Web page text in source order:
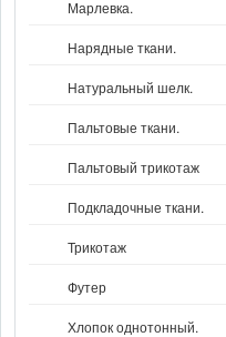
Марлевка.
Нарядные ткани.
Натуральный шелк.
Пальтовые ткани.
Пальтовый трикотаж
Подкладочные ткани.
Трикотаж
Футер
Хлопок однотонный.